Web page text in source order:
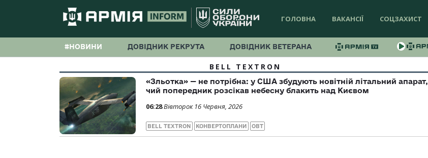
ГОЛОВНА ВАКАНСІЇ СОЦЗАХИСТ
#НОВИНИ ДОВІДНИК РЕКРУТА ДОВІДНИК ВЕТЕРАНА
BELL TEXTRON
«Зльотка» — не потрібна: у США збудують новітній літальний апарат,
чий попередник розсікав небесну блакить над Києвом
06:28Вівторок 16 Червня, 2026
BELL TEXTRON КОНВЕРТОПЛАНИ ОВТ